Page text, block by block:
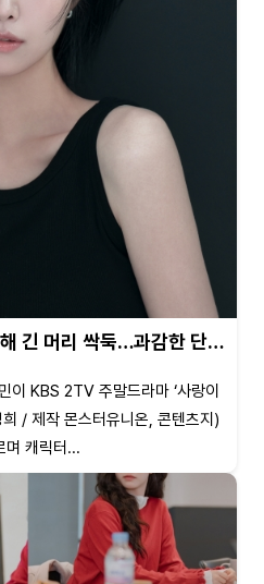
해 긴 머리 싹둑…과감한 단…
KBS 2TV 주말드라마 ‘사랑이
/ 제작 몬스터유니온, 콘텐츠지)
며 캐릭터...